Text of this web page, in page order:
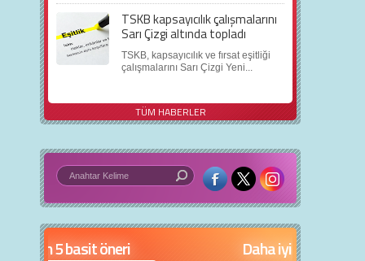
TSKB kapsayıcılık çalışmalarını
Sarı Çizgi altında topladı
TSKB, kapsayıcılık ve fırsat eşitliği
çalışmalarını Sarı Çizgi Yeni...
TÜM HABERLER
5 basit öneriDaha iyi bir dünya için yapay zekâ